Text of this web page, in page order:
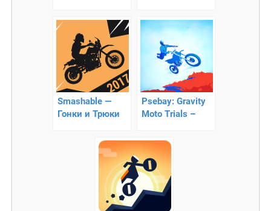
Smashable —
Гонки и Трюки
Psebay: Gravity
Moto Trials –
мотокросс